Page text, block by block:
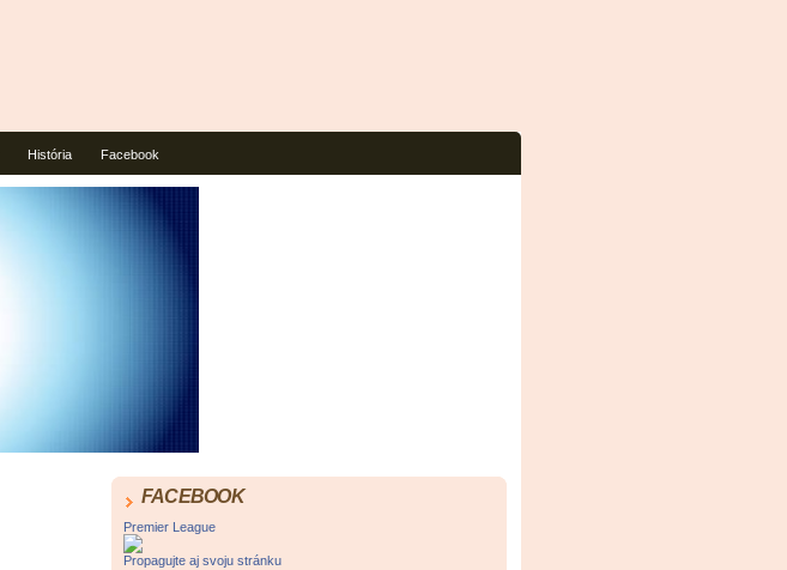
História Facebook
FACEBOOK
Premier League
Propagujte aj svoju stránku